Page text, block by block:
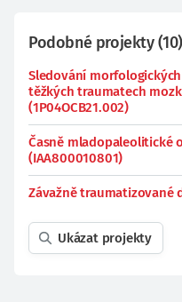
Podobné projekty(10)
Sledování
těžkých traumatech
(1P04OCB21.002)
Časně mladopaleolitické
(IAA800010801)
Závažně traumatizované
Ukázat projekty